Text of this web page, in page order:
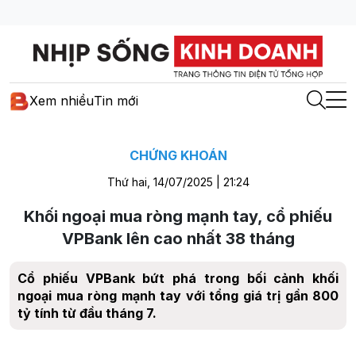
Xem nhiềuTin mới
CHỨNG KHOÁN
Thứ hai, 14/07/2025 | 21:24
Khối ngoại mua ròng mạnh tay, cổ phiếu
VPBank lên cao nhất 38 tháng
Cổ phiếu VPBank bứt phá trong bối cảnh khối
ngoại mua ròng mạnh tay với tổng giá trị gần 800
tỷ tính từ đầu tháng 7.